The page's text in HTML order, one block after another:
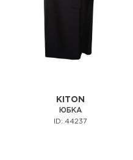
KITON
ЮБКА
ID: 44237